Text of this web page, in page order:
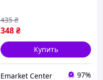
348₴
435 ₴
Купить
Emarket Center 97%